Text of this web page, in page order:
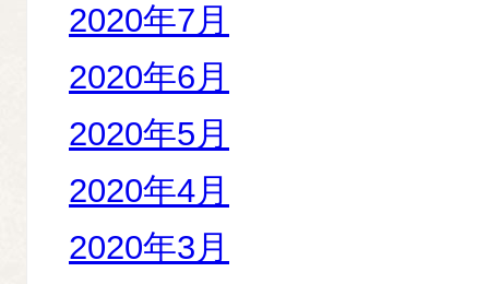
2020年7月
2020年6月
2020年5月
2020年4月
2020年3月